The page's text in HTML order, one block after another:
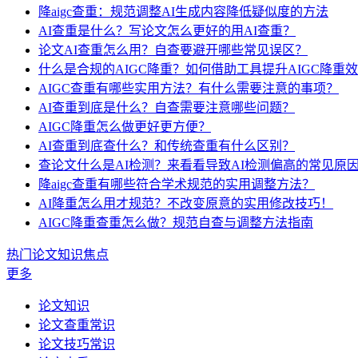
降aigc查重：规范调整AI生成内容降低疑似度的方法
AI查重是什么？写论文怎么更好的用AI查重？
论文AI查重怎么用？自查要避开哪些常见误区？
什么是合规的AIGC降重？如何借助工具提升AIGC降重效
AIGC查重有哪些实用方法？有什么需要注意的事项？
AI查重到底是什么？自查需要注意哪些问题？
AIGC降重怎么做更好更方便？
AI查重到底查什么？和传统查重有什么区别？
查论文什么是AI检测？来看看导致AI检测偏高的常见原因
降aigc查重有哪些符合学术规范的实用调整方法？
AI降重怎么用才规范？不改变原意的实用修改技巧！
AIGC降重查重怎么做？规范自查与调整方法指南
热门论文知识焦点
更多
论文知识
论文查重常识
论文技巧常识